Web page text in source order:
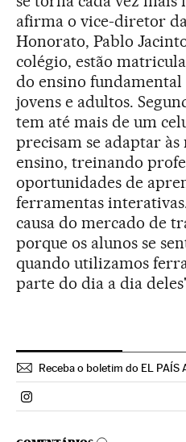
afirma o vice-diretor
Honorato, Pablo
colégio, estão
do ensino fundamental
jovens e adultos.
tem até mais de um
precisam se adaptar às
ensino, treinando
oportunidades de
ferramentas
causa do mercado de
porque os alunos se
quando utilizamos
parte do dia a dia
Receba o boletim do EL PAÍS
Politica El País Brasil en